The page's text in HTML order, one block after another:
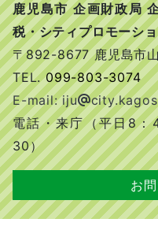
鹿児島市 企画財政局
税・シティプロモーシ
〒892-8677 鹿児島市
TEL.099-803-3074
E-mail: iju
電話・来庁（平日8
30）
お